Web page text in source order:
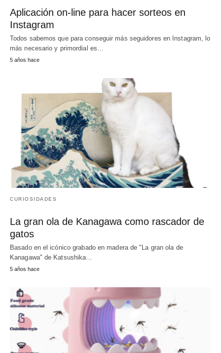
Aplicación on-line para hacer sorteos en
Instagram
Todos sabemos que para conseguir más seguidores en Instagram, lo
más necesario y primordial es…
5 años hace
CURIOSIDADES
La gran ola de Kanagawa como rascador de
gatos
Basado en el icónico grabado en madera de "La gran ola de
Kanagawa" de Katsushika…
5 años hace